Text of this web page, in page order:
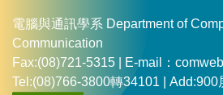
電腦與通訊學系 Department of
Communication
Fax:(08)721-5315 | E-mail：
Tel:(08)766-3800轉34101 |